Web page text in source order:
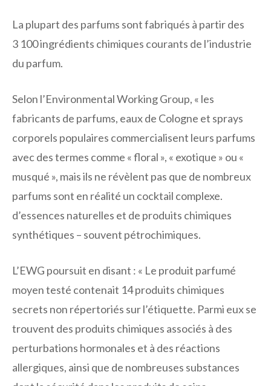
La plupart des parfums sont fabriqués à partir des
3 100 ingrédients chimiques courants de l’industrie
du parfum.
Selon l’Environmental Working Group, « les
fabricants de parfums, eaux de Cologne et sprays
corporels populaires commercialisent leurs parfums
avec des termes comme « floral », « exotique » ou «
musqué », mais ils ne révèlent pas que de nombreux
parfums sont en réalité un cocktail complexe.
d’essences naturelles et de produits chimiques
synthétiques – souvent pétrochimiques.
L’EWG poursuit en disant : « Le produit parfumé
moyen testé contenait 14 produits chimiques
secrets non répertoriés sur l’étiquette. Parmi eux se
trouvent des produits chimiques associés à des
perturbations hormonales et à des réactions
allergiques, ainsi que de nombreuses substances